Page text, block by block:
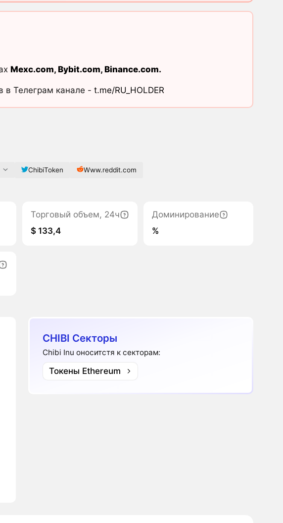
Mexc.com, Bybit.com, Binance.com.
в Телеграм канале - t.me/RU_HOLDER
ChibiToken Www.reddit.com
Торговый объем, 24ч
$ 133,4
Доминирование
%
CHIBI Секторы
Chibi Inu оноситстя к секторам:
Токены Ethereum